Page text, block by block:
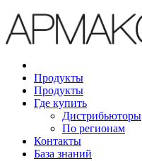
Продукты
Продукты
Где купить
Дистрибьюторы
По регионам
Контакты
База знаний